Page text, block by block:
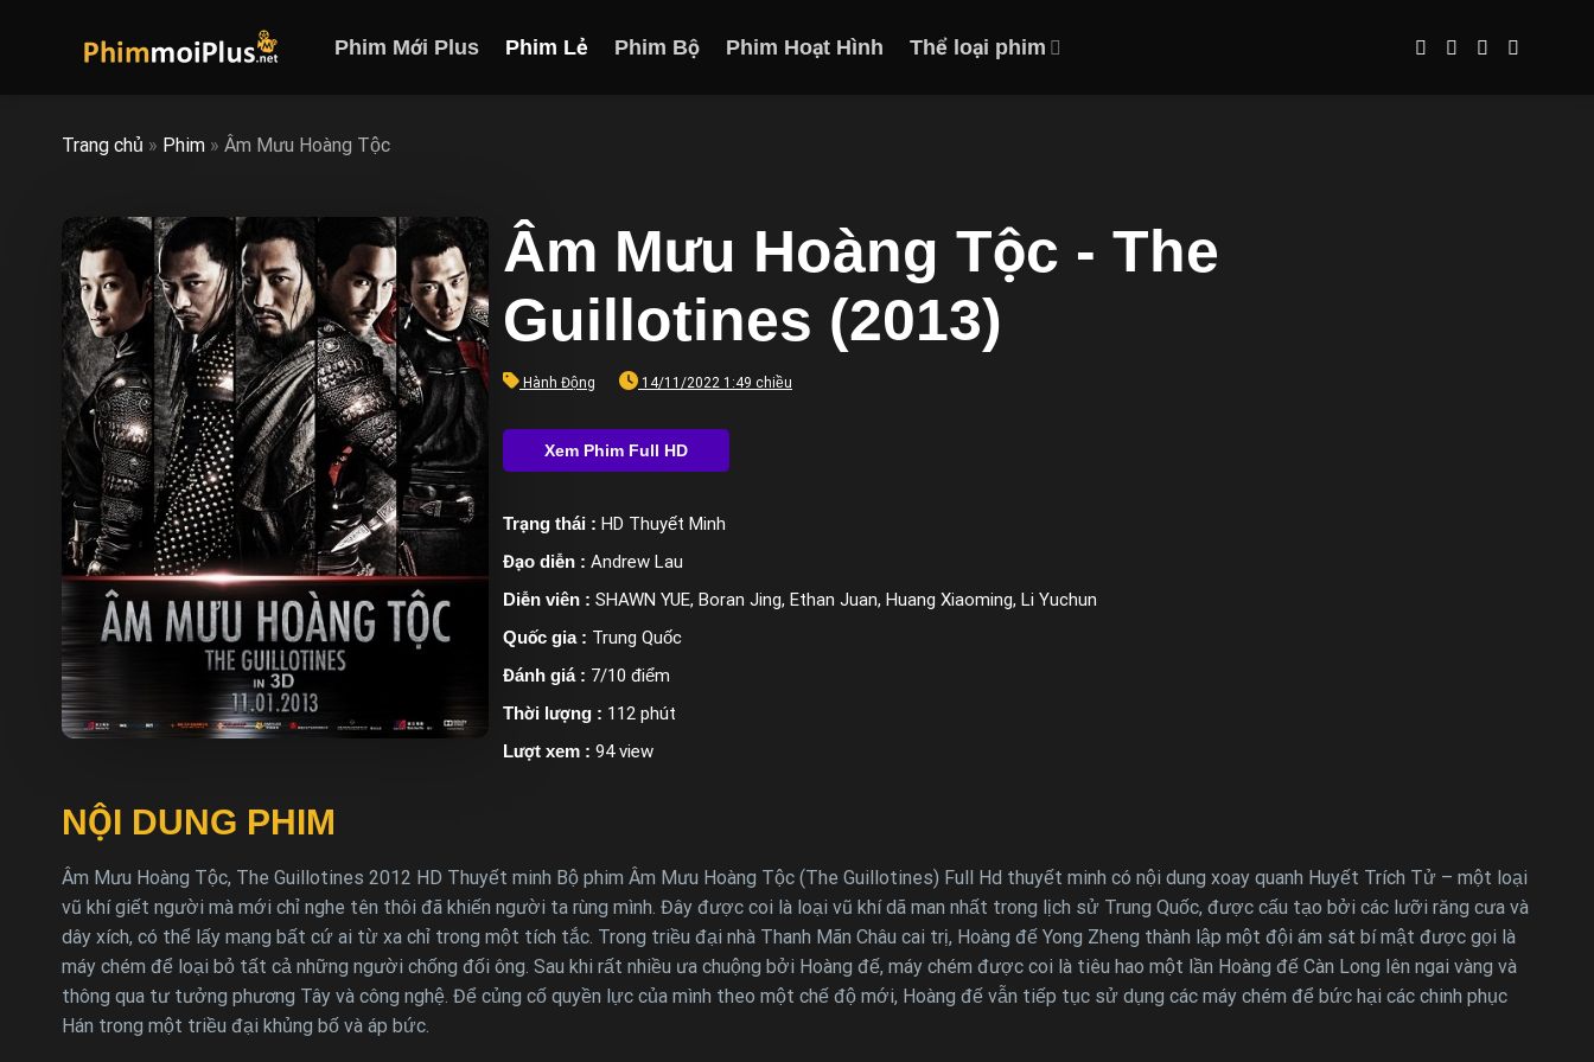
Phim Mới Plus Phim Lẻ Phim Bộ Phim Hoạt Hình Thể loại phim
Trang chủ » Phim » Âm Mưu Hoàng Tộc
Âm Mưu Hoàng Tộc - The
Guillotines (2013)
Hành Động 14/11/2022 1:49 chiều
Trạng thái : HD Thuyết Minh
Đạo diễn : Andrew Lau
Diễn viên : SHAWN YUE, Boran Jing, Ethan Juan, Huang Xiaoming, Li Yuchun
Quốc gia : Trung Quốc
Đánh giá : 7/10 điểm
Thời lượng : 112 phút
Lượt xem : 94 view
NỘI DUNG PHIM
Âm Mưu Hoàng Tộc, The Guillotines 2012 HD Thuyết minh Bộ phim Âm Mưu Hoàng Tộc (The Guillotines) Full Hd thuyết minh có nội dung xoay quanh Huyết Trích Tử – một loại
vũ khí giết người mà mới chỉ nghe tên thôi đã khiến người ta rùng mình. Đây được coi là loại vũ khí dã man nhất trong lịch sử Trung Quốc, được cấu tạo bởi các lưỡi răng cưa và
dây xích, có thể lấy mạng bất cứ ai từ xa chỉ trong một tích tắc. Trong triều đại nhà Thanh Mãn Châu cai trị, Hoàng đế Yong Zheng thành lập một đội ám sát bí mật được gọi là
máy chém để loại bỏ tất cả những người chống đối ông. Sau khi rất nhiều ưa chuộng bởi Hoàng đế, máy chém được coi là tiêu hao một lần Hoàng đế Càn Long lên ngai vàng và
thông qua tư tưởng phương Tây và công nghệ. Để củng cố quyền lực của mình theo một chế độ mới, Hoàng đế vẫn tiếp tục sử dụng các máy chém để bức hại các chinh phục
Hán trong một triều đại khủng bố và áp bức.